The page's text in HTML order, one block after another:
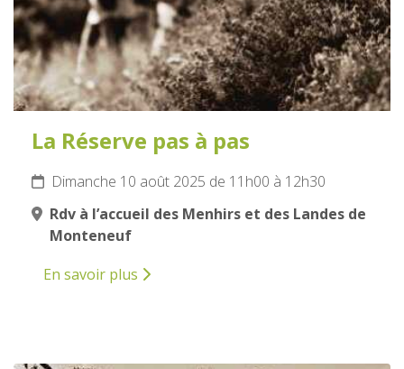
La Réserve pas à pas
Dimanche 10 août 2025 de 11h00 à 12h30
Rdv à l’accueil des Menhirs et des Landes de
Monteneuf
En savoir plus